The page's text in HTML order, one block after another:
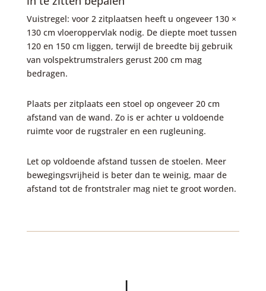
Vuistregel: voor 2 zitplaatsen heeft u ongeveer 130 ×
130 cm vloeroppervlak nodig. De diepte moet tussen
120 en 150 cm liggen, terwijl de breedte bij gebruik
van volspektrumstralers gerust 200 cm mag
bedragen.
Plaats per zitplaats een stoel op ongeveer 20 cm
afstand van de wand. Zo is er achter u voldoende
ruimte voor de rugstraler en een rugleuning.
Let op voldoende afstand tussen de stoelen. Meer
bewegingsvrijheid is beter dan te weinig, maar de
afstand tot de frontstraler mag niet te groot worden.